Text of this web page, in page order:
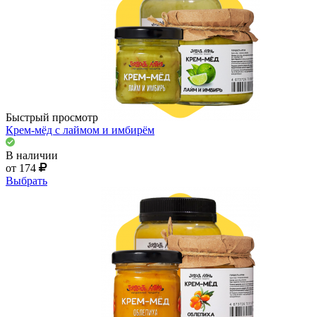
Быстрый просмотр
Крем-мёд с лаймом и имбирём
В наличии
от 174
Выбрать